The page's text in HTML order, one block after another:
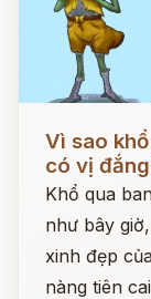
Vì sao
có vị
Khổ qua
như bây
xinh đẹp
nàng tiên